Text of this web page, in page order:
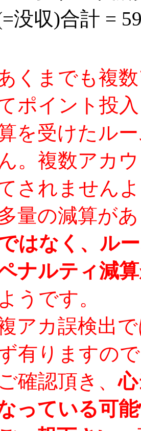
収)合計 =
くまでも複
ポイント投
を受けたル
。複数アカ
されません
量の減算が
はなく、ル
ナルティ減
ようです。
アカ誤検出
有りますの
確認頂き、
っている可